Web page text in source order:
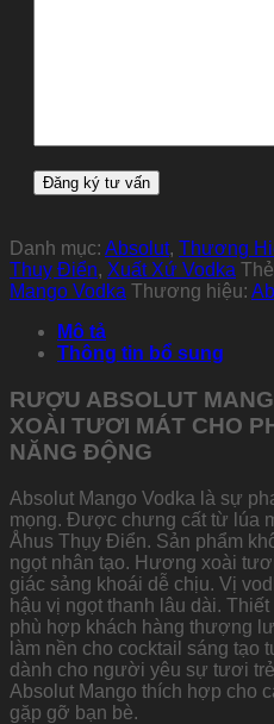
Danh mục: Absolut, Thương
Thuỵ Điển, Xuất Xứ Vodka
Mango Vodka
Thương hiệu:
Mô tả
Thông tin bổ sung
RƯỢU ABSOLUT
XOÀI TƯƠI MÁT CHO
NĂNG ĐỘNG
Absolut Mango Vodka là sự
mọng. Được chưng cất từ lúa
Åhus Thụy Điển. Sản phẩm
ngọt nhân tạo. Hương xoài
giác sảng khoái dễ chịu. Vị
hậu vị ngọt thanh lâu dài.
phù hợp khách hàng thượng
làm nền cho cocktail sáng tạo
dành cho người yêu sự tươi
Absolut Mango thích hợp cho
gặp gỡ bạn bè.